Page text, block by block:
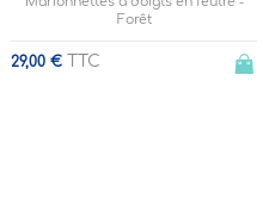
Forêt
29,00 € TTC